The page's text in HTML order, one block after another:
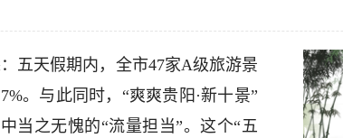
五天假期内，全市47家A级旅游景
。与此同时，“爽爽贵阳·新十景”
当之无愧的“流量担当”。这个“五